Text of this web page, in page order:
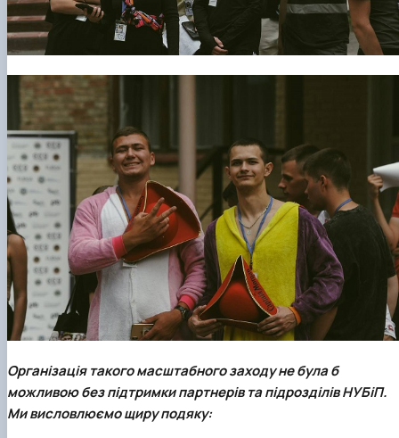
Організація такого масштабного заходу не була б
можливою без підтримки партнерів та підрозділів НУБіП.
Ми висловлюємо щиру подяку: